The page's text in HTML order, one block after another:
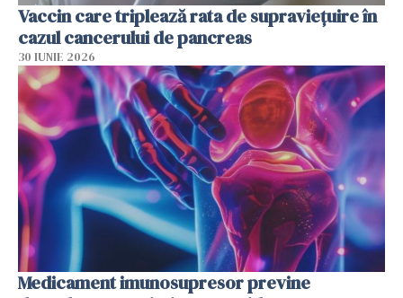
Vaccin care triplează rata de supraviețuire în
cazul cancerului de pancreas
30 IUNIE 2026
Medicament imunosupresor previne